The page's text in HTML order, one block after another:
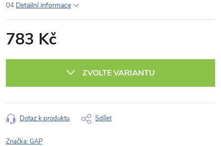
04 Detailní informace
783 Kč
ZVOLTE VARIANTU
Dotaz k produktu Sdílet
Značka:GAP